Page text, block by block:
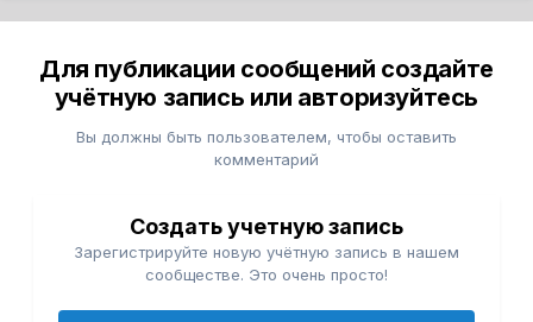
Для публикации сообщений создайте
учётную запись или авторизуйтесь
Вы должны быть пользователем, чтобы оставить
комментарий
Создать учетную запись
Зарегистрируйте новую учётную запись в нашем
сообществе. Это очень просто!